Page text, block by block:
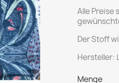
Alle Preise
Der Stoff
Hersteller:
Menge